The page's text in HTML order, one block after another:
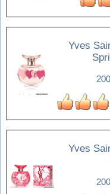
Yves
Yves